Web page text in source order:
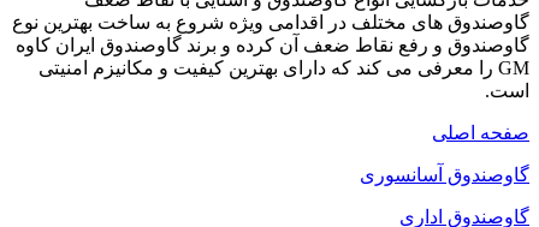
گاوصندوق های مختلف در اقدامی ویژه شروع به ساخت بهترین نوع
گاوصندوق و رفع نقاط ضعف آن کرده و برند گاوصندوق ایران کاوه
GM را معرفی می کند که دارای بهترین کیفیت و مکانیزم امنیتی
است.
صفحه اصلی
گاوصندوق آسانسوری
گاوصندوق اداری